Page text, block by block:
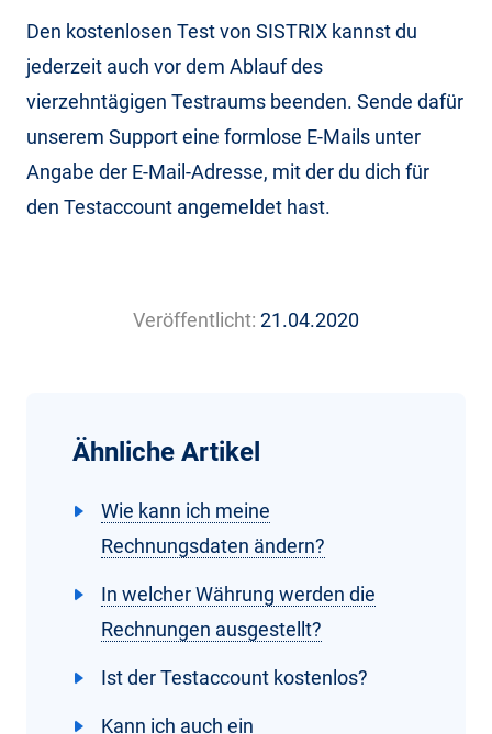
Den kostenlosen Test von SISTRIX kannst du
jederzeit auch vor dem Ablauf des
vierzehntägigen Testraums beenden. Sende dafür
unserem Support eine formlose E-Mails unter
Angabe der E-Mail-Adresse, mit der du dich für
den Testaccount angemeldet hast.
Veröffentlicht: 21.04.2020
Ähnliche Artikel
Wie kann ich meine
Rechnungsdaten ändern?
In welcher Währung werden die
Rechnungen ausgestellt?
Ist der Testaccount kostenlos?
Kann ich auch ein